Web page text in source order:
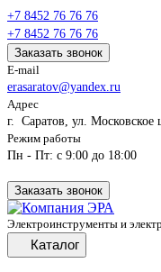
+7 8452 76 76 76
+7 8452 76 76 76
Заказать звонок
E-mail
erasaratov@yandex.ru
Адрес
г. Саратов, ул. Московское
Режим работы
Пн - Пт: с 9:00 до 18:00
Заказать звонок
Электроинструменты и
Каталог